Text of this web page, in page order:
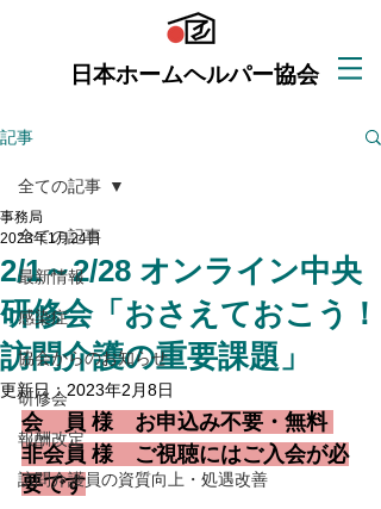
日本ホームヘルパー協会
記事
全ての記事
最新情報
感染症
協会からのお知らせ
研修会
報酬改定
訪問介護員の資質向上・処遇改善
全ての記事
2/1～2/28 オンライン中央
研修会「おさえておこう！
訪問介護の重要課題」
事務局
2023年1月24日
更新日： 2023年2月8日
会　員 様　お申込み不要・無料
非会員 様　ご視聴にはご入会が必
要です